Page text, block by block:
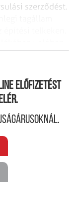
szerződést.
előfizetést